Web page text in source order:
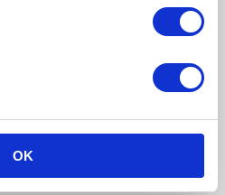
OK
de 3 luni.
vin. Beneficiarii care
felicitați. Au trecut
a fost la materia
PIERDEM
Europa are un ceas